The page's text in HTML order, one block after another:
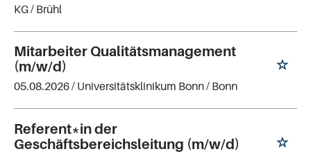
KG/ Brühl
Mitarbeiter Qualitätsmanagement
(m/w/d)
05.08.2026 / Universitätsklinikum Bonn/ Bonn
Referent*in der
Geschäftsbereichsleitung (m/w/d)